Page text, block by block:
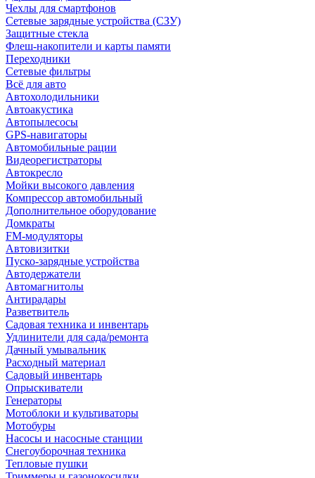
Чехлы для смартфонов
Сетевые зарядные устройства (СЗУ)
Защитные стекла
Флеш-накопители и карты памяти
Переходники
Сетевые фильтры
Всё для авто
Автохолодильники
Автоакустика
Автопылесосы
GPS-навигаторы
Автомобильные рации
Видеорегистраторы
Автокресло
Мойки высокого давления
Компрессор автомобильный
Дополнительное оборудование
Домкраты
FM-модуляторы
Автовизитки
Пуско-зарядные устройства
Автодержатели
Автомагнитолы
Антирадары
Разветвитель
Садовая техника и инвентарь
Удлинители для сада/ремонта
Дачный умывальник
Расходный материал
Садовый инвентарь
Опрыскиватели
Генераторы
Мотоблоки и культиваторы
Мотобуры
Насосы и насосные станции
Снегоуборочная техника
Тепловые пушки